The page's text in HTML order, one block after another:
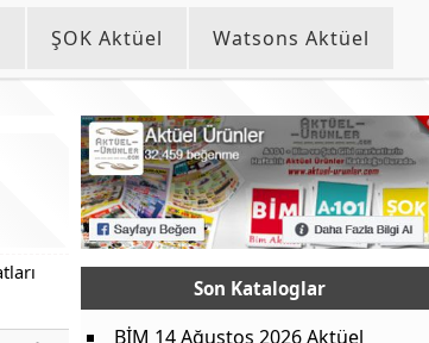
ŞOK Aktüel Watsons Aktüel
Son Kataloglar
BİM 14 Ağustos 2026 Aktüel